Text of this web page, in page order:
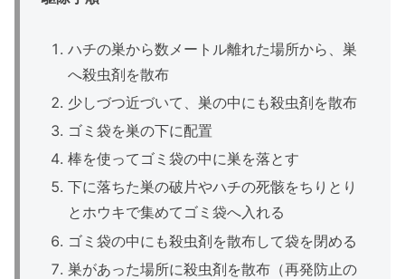
ハチの巣から数メートル離れた場所から、巣
へ殺虫剤を散布
少しづつ近づいて、巣の中にも殺虫剤を散布
ゴミ袋を巣の下に配置
棒を使ってゴミ袋の中に巣を落とす
下に落ちた巣の破片やハチの死骸をちりとり
とホウキで集めてゴミ袋へ入れる
ゴミ袋の中にも殺虫剤を散布して袋を閉める
巣があった場所に殺虫剤を散布（再発防止の